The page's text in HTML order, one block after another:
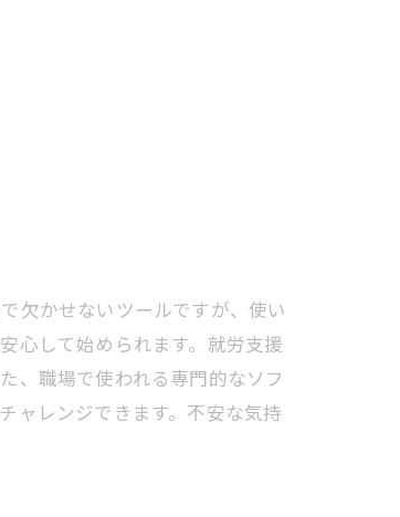
欠かせないツールですが、使い
心して始められます。就労支援
、職場で使われる専門的なソフ
ャレンジできます。不安な気持